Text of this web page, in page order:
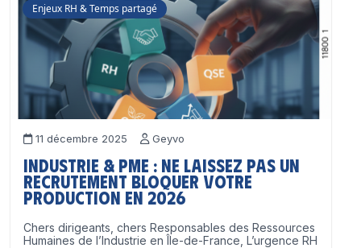
Enjeux RH & Temps partagé
11 décembre 2025 Geyvo
Industrie & PME : ne laissez pas un
recrutement bloquer votre
production en 2026
Chers dirigeants, chers Responsables des Ressources
Humaines de l’Industrie en Île-de-France, L’urgence RH